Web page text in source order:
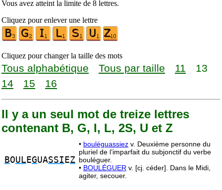
Vous avez atteint la limite de 8 lettres.
Cliquez pour enlever une lettre
Cliquez pour changer la taille des mots
Tous alphabétique Tous par taille 11
13
14
15 16
Il y a un seul mot de treize lettres
contenant B, G, I, L, 2S, U et Z
BOUL EGUASSI EZ
• bouléguassiez v. Deuxième personne du
pluriel de l’imparfait du subjonctif du verbe
bouléguer.
• BOULÉGUER v. [cj. céder]. Dans le Midi,
agiter, secouer.